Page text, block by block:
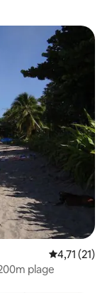
Évaluation
4,71 (21)
plage